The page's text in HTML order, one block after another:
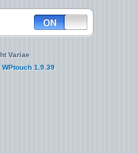
Variae
WPtouch 1.9.39